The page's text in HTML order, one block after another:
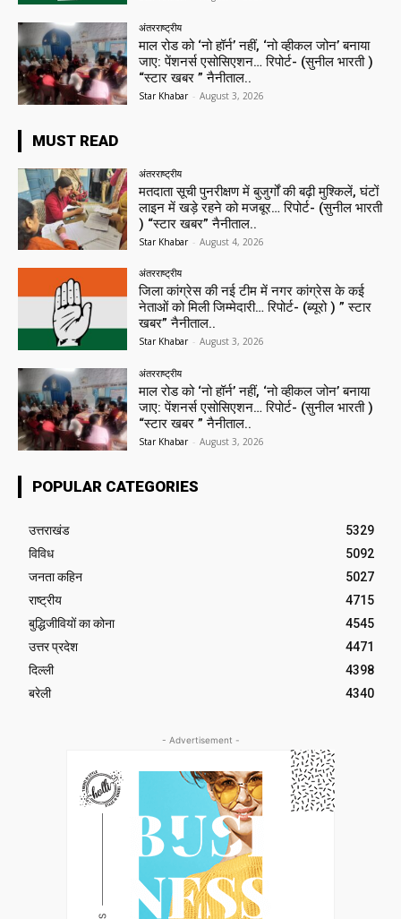
अंतरराष्ट्रीय
माल रोड को ‘नो हॉर्न’ नहीं, ‘नो व्हीकल जोन’ बनाया
जाए: पेंशनर्स एसोसिएशन… रिपोर्ट- (सुनील भारती )
“स्टार खबर ” नैनीताल..
Star Khabar - August 3, 2026
MUST READ
अंतरराष्ट्रीय
मतदाता सूची पुनरीक्षण में बुजुर्गों की बढ़ी मुश्किलें, घंटों
लाइन में खड़े रहने को मजबूर… रिपोर्ट- (सुनील भारती
) “स्टार खबर” नैनीताल..
Star Khabar - August 4, 2026
अंतरराष्ट्रीय
जिला कांग्रेस की नई टीम में नगर कांग्रेस के कई
नेताओं को मिली जिम्मेदारी… रिपोर्ट- (ब्यूरो ) ” स्टार
खबर” नैनीताल..
Star Khabar - August 3, 2026
अंतरराष्ट्रीय
माल रोड को ‘नो हॉर्न’ नहीं, ‘नो व्हीकल जोन’ बनाया
जाए: पेंशनर्स एसोसिएशन… रिपोर्ट- (सुनील भारती )
“स्टार खबर ” नैनीताल..
Star Khabar - August 3, 2026
POPULAR CATEGORIES
उत्तराखंड
5329
विविध
5092
जनता कहिन
5027
राष्ट्रीय
4715
बुद्धिजीवियों का कोना
4545
उत्तर प्रदेश
4471
दिल्ली
4398
बरेली
4340
- Advertisement -